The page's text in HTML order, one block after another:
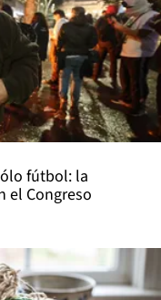
fútbol: la
el Congreso